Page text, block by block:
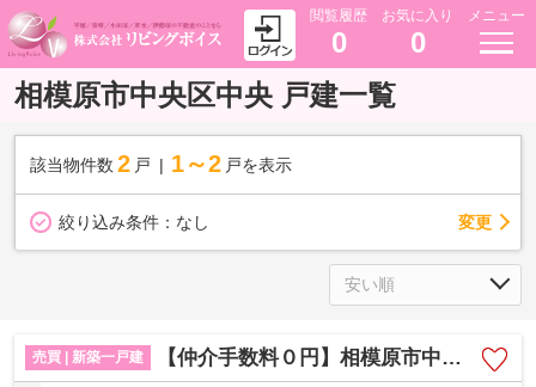
閲覧履歴
0
お気に入り
0
メニュー
相模原市中央区中央 戸建一覧
該当物件数 2 戸 1～2 戸を表示
絞り込み条件： なし 変更
売買 | 新築一戸建 【仲介手数料０円】相模原市中央区中央3丁目 新築一戸建て 全5区画